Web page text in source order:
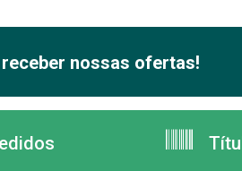
nossas ofertas!